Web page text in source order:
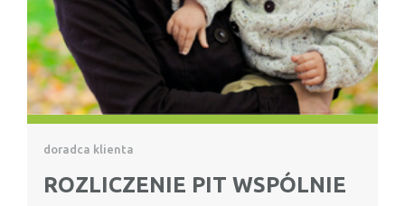
doradca klienta
ROZLICZENIE PIT WSPÓLNIE